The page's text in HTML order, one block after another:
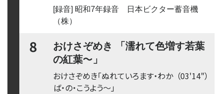
[録音] 昭和7年録音 日本ビクター蓄音機
（株）
8
おけさぞめき 「濡れて色増す若葉
の紅葉〜 」
（03'14"）
おけさぞめき「ぬれていろます・わか
ば・の・こうよう〜 」